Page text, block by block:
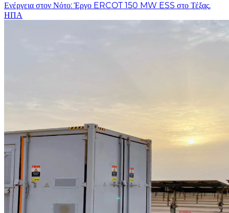
Ενέργεια στον Νότο: Έργο ERCOT 150 MW ESS στο Τέξας,
ΗΠΑ